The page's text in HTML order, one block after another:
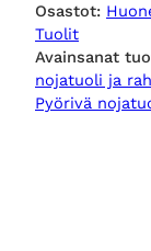
n
y
u
Osastot:
Tuolit
Avainsanat
nojatuoli ja
Pyörivä